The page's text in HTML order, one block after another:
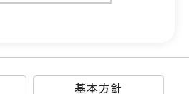
基本方針